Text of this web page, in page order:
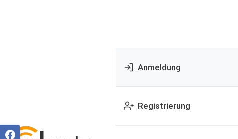
Anmeldung
Registrierung